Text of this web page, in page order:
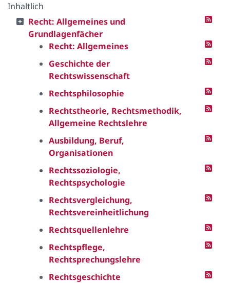
Inhaltlich
Recht: Allgemeines und
Grundlagenfächer
Recht: Allgemeines
Geschichte der
Rechtswissenschaft
Rechtsphilosophie
Rechtstheorie, Rechtsmethodik,
Allgemeine Rechtslehre
Ausbildung, Beruf,
Organisationen
Rechtssoziologie,
Rechtspsychologie
Rechtsvergleichung,
Rechtsvereinheitlichung
Rechtsquellenlehre
Rechtspflege,
Rechtsprechungslehre
Rechtsgeschichte